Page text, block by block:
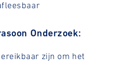
Onderzoek:
zijn om het